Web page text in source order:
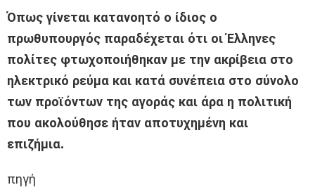
Όπως γίνεται κατανοητό ο ίδιος ο
πρωθυπουργός παραδέχεται ότι οι Έλληνες
πολίτες φτωχοποιήθηκαν με την ακρίβεια στο
ηλεκτρικό ρεύμα και κατά συνέπεια στο σύνολο
των προϊόντων της αγοράς και άρα η πολιτική
που ακολούθησε ήταν αποτυχημένη και
επιζήμια.
πηγή